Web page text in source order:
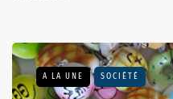
A LA UNE SOCIÉTÉ